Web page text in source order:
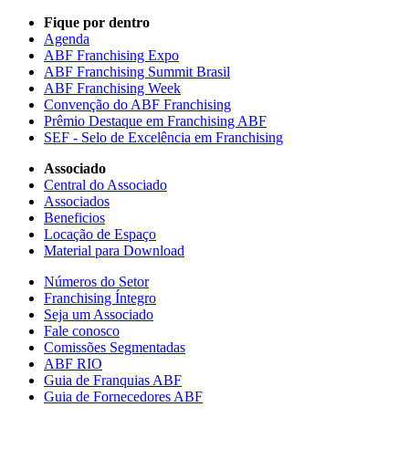
Fique por dentro
Agenda
ABF Franchising Expo
ABF Franchising Summit Brasil
ABF Franchising Week
Convenção do ABF Franchising
Prêmio Destaque em Franchising ABF
SEF - Selo de Excelência em Franchising
Associado
Central do Associado
Associados
Beneficios
Locação de Espaço
Material para Download
Números do Setor
Franchising Íntegro
Seja um Associado
Fale conosco
Comissões Segmentadas
ABF RIO
Guia de Franquias ABF
Guia de Fornecedores ABF